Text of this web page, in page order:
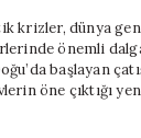
krizler, dünya
önemli
başlayan
öne çıktığı